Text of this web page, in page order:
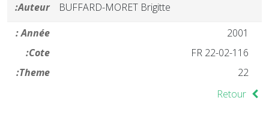
Auteur:
BUFFARD-MORET Brigitte
Année :
2001
Cote:
FR 22-02-116
Theme:
22
Retour